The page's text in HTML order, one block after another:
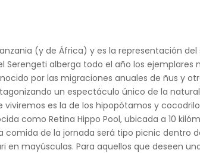
(y de África) y es la representación
alberga todo el año los ejemplares
por las migraciones anuales de ñus y
un espectáculo único de la
es la de los hipopótamos y
como Retina Hippo Pool, ubicada a 10
de la jornada será tipo picnic dentro
mayúsculas. Para aquellos que deseen